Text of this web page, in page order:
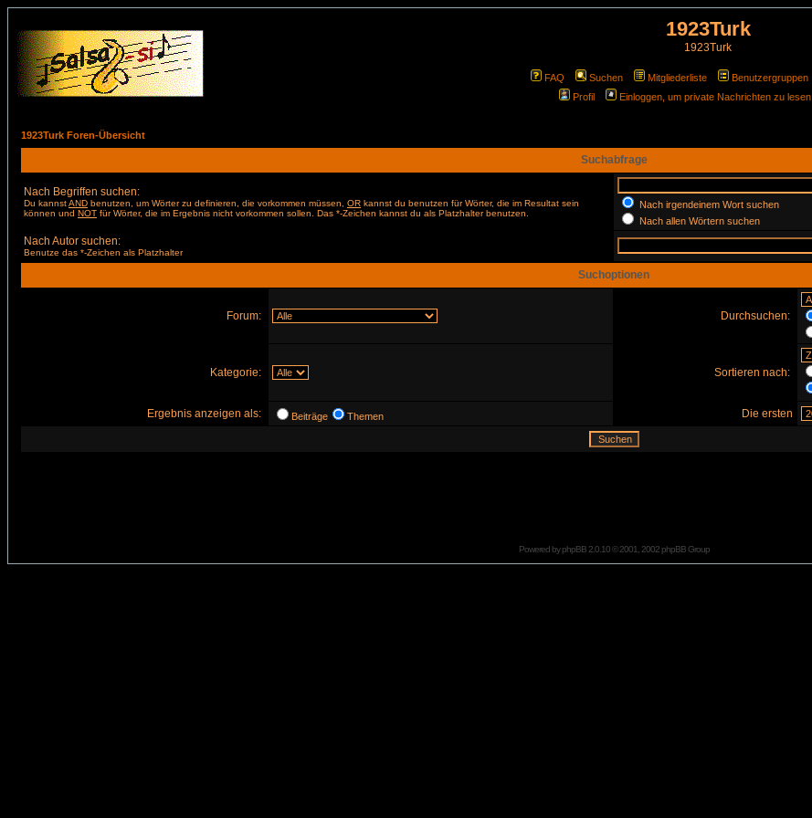
1923Turk
1923Turk
FAQ Suchen Mitgliederliste Benutzergruppen
Profil
Einloggen, um private Nachrichten zu lesen
1923Turk Foren-Übersicht
Suchabfrage
Nach Begriffen suchen:
Du kannstAND benutzen, um Wörter zu definieren, die vorkommen müssen, OR kannst du benutzen für Wörter, die im Resultat sein
können und NOT für Wörter, die im Ergebnis nicht vorkommen sollen. Das *-Zeichen kannst du als Platzhalter benutzen.
Nach irgendeinem Wort suchen
Nach allen Wörtern suchen
Nach Autor suchen:
Benutze das *-Zeichen als Platzhalter
Suchoptionen
Forum: Durchsuchen:
Kategorie: Sortieren nach:
Ergebnis anzeigen als: Beiträge Themen Die ersten
Powered byphpBB2.0.10 © 2001, 2002 phpBB Group